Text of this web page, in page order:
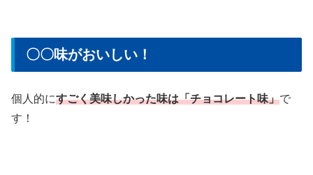
〇〇味がおいしい！
個人的にすごく美味しかった味は「チョコレート味」で
す！